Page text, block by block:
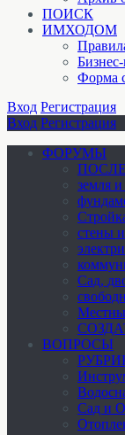
ПОИСК
ИМХОДОМ
Форма
Вход Регистрация
Вход Регистрация
ФОРУМЫ
земля
стены
Cад,
ВОПРОСЫ
Сад и